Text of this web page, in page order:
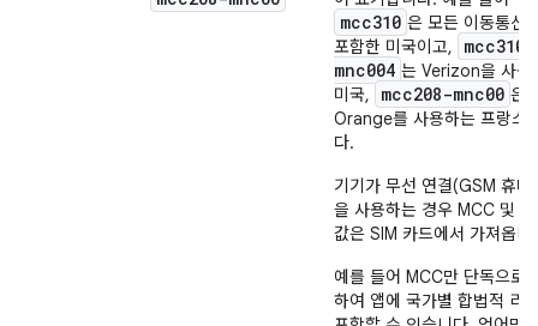
mcc310 은 모든 이동통신
포함한 미국이고,
mcc310-
mnc004 는 Verizon을 사용
미국,
mcc208-mnc00 은
Orange를 사용하는 프랑스
다.
기기가 무선 연결(GSM 휴대
을 사용하는 경우 MCC 및
값은 SIM 카드에서 가져옵니
예를 들어 MCC만 단독으로
하여 앱에 국가별 합법적 리